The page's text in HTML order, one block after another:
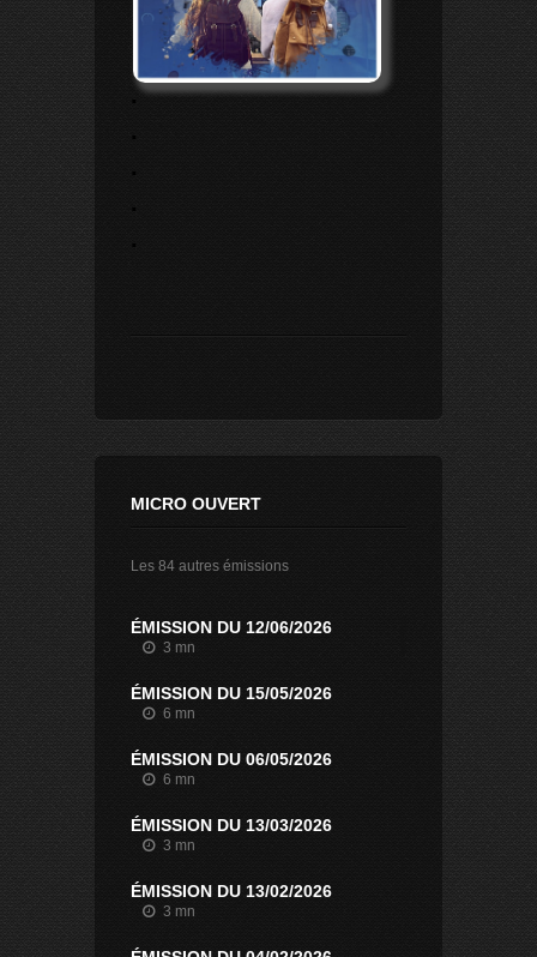
.
.
.
.
.
MICRO OUVERT
Les 84 autres émissions
ÉMISSION DU 12/06/2026
3 mn
ÉMISSION DU 15/05/2026
6 mn
ÉMISSION DU 06/05/2026
6 mn
ÉMISSION DU 13/03/2026
3 mn
ÉMISSION DU 13/02/2026
3 mn